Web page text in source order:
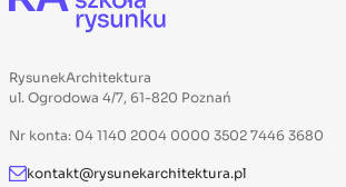
RysunekArchitektura
ul. Ogrodowa 4/7, 61-820 Poznań
Nr konta: 04 1140 2004 0000 3502 7446 3680
kontakt@rysunekarchitektura.pl